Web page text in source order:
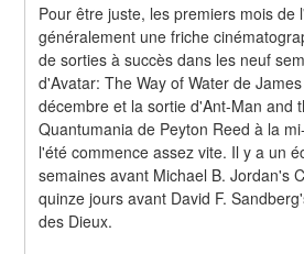
Pour être juste, les premiers mois de
généralement une friche
de sorties à succès dans les neuf
d'Avatar: The Way of Water de
décembre et la sortie d'Ant-Man and
Quantumania de Peyton Reed à la
l'été commence assez vite. Il y a un
semaines avant Michael B. Jordan's
quinze jours avant David F.
des Dieux.